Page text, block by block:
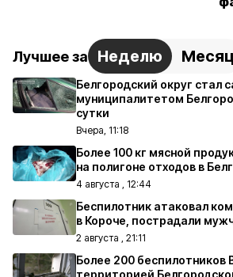
Лучшее за Неделю Месяц
Белгородский округ
муниципалитетом
сутки
Вчера, 11:18
Более 100 кг мясной
на полигоне отходов в
4 августа , 12:44
Беспилотник атаковал
в Короче, пострадали
2 августа , 21:11
Более 200 беспилотников
территорией